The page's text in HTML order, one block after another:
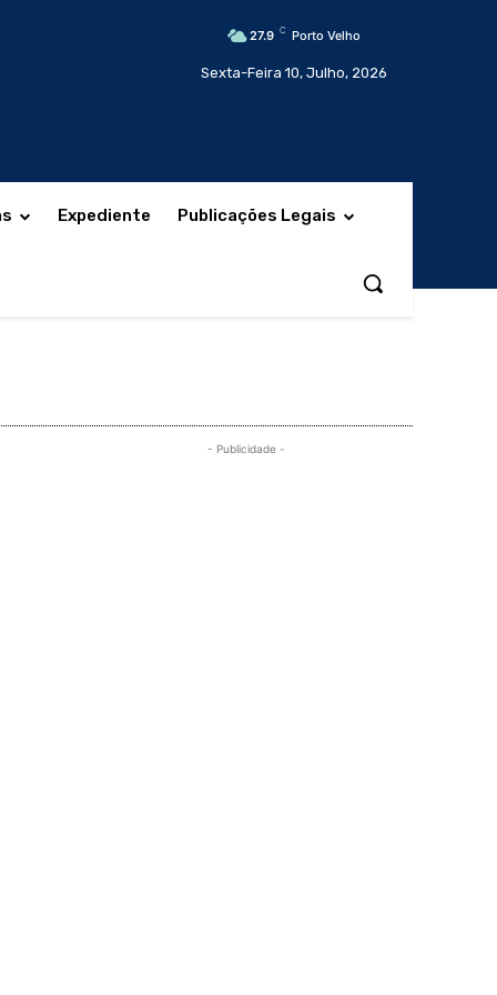
27.9 C Porto Velho
Sexta-Feira 10, Julho, 2026
Expediente Publicações Legais
- Publicidade -